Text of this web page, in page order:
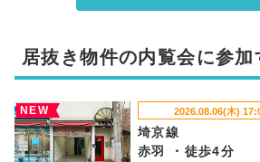
居抜き物件の内覧会に参加
NEW 2026.08.06(木)
埼京線
赤羽 ・徒歩4分